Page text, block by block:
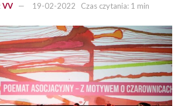
VV 19-02-2022 Czas czytania: 1 min